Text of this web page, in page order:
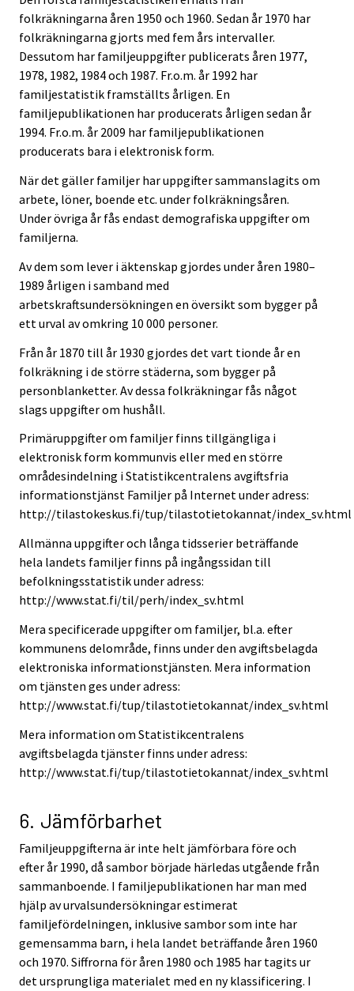
folkräkningarna åren 1950 och 1960. Sedan år 1970 har
folkräkningarna gjorts med fem års intervaller.
Dessutom har familjeuppgifter publicerats åren 1977,
1978, 1982, 1984 och 1987. Fr.o.m. år 1992 har
familjestatistik framställts årligen. En
familjepublikationen har producerats årligen sedan år
1994. Fr.o.m. år 2009 har familjepublikationen
producerats bara i elektronisk form.
När det gäller familjer har uppgifter sammanslagits om
arbete, löner, boende etc. under folkräkningsåren.
Under övriga år fås endast demografiska uppgifter om
familjerna.
Av dem som lever i äktenskap gjordes under åren 1980–
1989 årligen i samband med
arbetskraftsundersökningen en översikt som bygger på
ett urval av omkring 10 000 personer.
Från år 1870 till år 1930 gjordes det vart tionde år en
folkräkning i de större städerna, som bygger på
personblanketter. Av dessa folkräkningar fås något
slags uppgifter om hushåll.
Primäruppgifter om familjer finns tillgängliga i
elektronisk form kommunvis eller med en större
områdesindelning i Statistikcentralens avgiftsfria
informationstjänst Familjer på Internet under adress:
http://tilastokeskus.fi/tup/tilastotietokannat/index_sv.html
Allmänna uppgifter och långa tidsserier beträffande
hela landets familjer finns på ingångssidan till
befolkningsstatistik under adress:
http://www.stat.fi/til/perh/index_sv.html
Mera specificerade uppgifter om familjer, bl.a. efter
kommunens delområde, finns under den avgiftsbelagda
elektroniska informationstjänsten. Mera information
om tjänsten ges under adress:
http://www.stat.fi/tup/tilastotietokannat/index_sv.html
Mera information om Statistikcentralens
avgiftsbelagda tjänster finns under adress:
http://www.stat.fi/tup/tilastotietokannat/index_sv.html
6. Jämförbarhet
Familjeuppgifterna är inte helt jämförbara före och
efter år 1990, då sambor började härledas utgående från
sammanboende. I familjepublikationen har man med
hjälp av urvalsundersökningar estimerat
familjefördelningen, inklusive sambor som inte har
gemensamma barn, i hela landet beträffande åren 1960
och 1970. Siffrorna för åren 1980 och 1985 har tagits ur
det ursprungliga materialet med en ny klassificering. I